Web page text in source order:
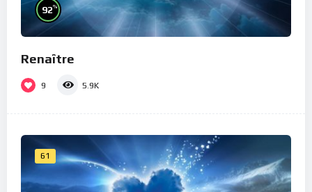
92%
Renaître
9 5.9K
61